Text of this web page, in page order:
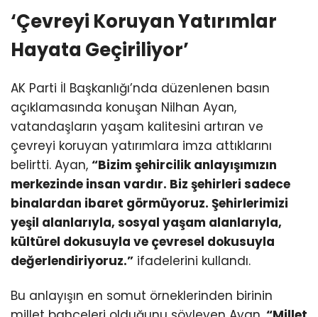
‘Çevreyi Koruyan Yatırımlar
Hayata Geçiriliyor’
AK Parti İl Başkanlığı’nda düzenlenen basın
açıklamasında konuşan Nilhan Ayan,
vatandaşların yaşam kalitesini artıran ve
çevreyi koruyan yatırımlara imza attıklarını
belirtti. Ayan, “Bizim şehircilik anlayışımızın
merkezinde insan vardır. Biz şehirleri sadece
binalardan ibaret görmüyoruz. Şehirlerimizi
yeşil alanlarıyla, sosyal yaşam alanlarıyla,
kültürel dokusuyla ve çevresel dokusuyla
değerlendiriyoruz.” ifadelerini kullandı.
Bu anlayışın en somut örneklerinden birinin